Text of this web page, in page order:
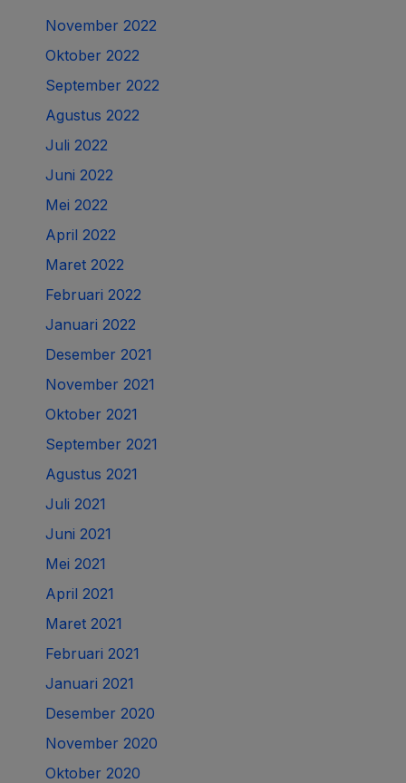
November 2022
Oktober 2022
September 2022
Agustus 2022
Juli 2022
Juni 2022
Mei 2022
April 2022
Maret 2022
Februari 2022
Januari 2022
Desember 2021
November 2021
Oktober 2021
September 2021
Agustus 2021
Juli 2021
Juni 2021
Mei 2021
April 2021
Maret 2021
Februari 2021
Januari 2021
Desember 2020
November 2020
Oktober 2020